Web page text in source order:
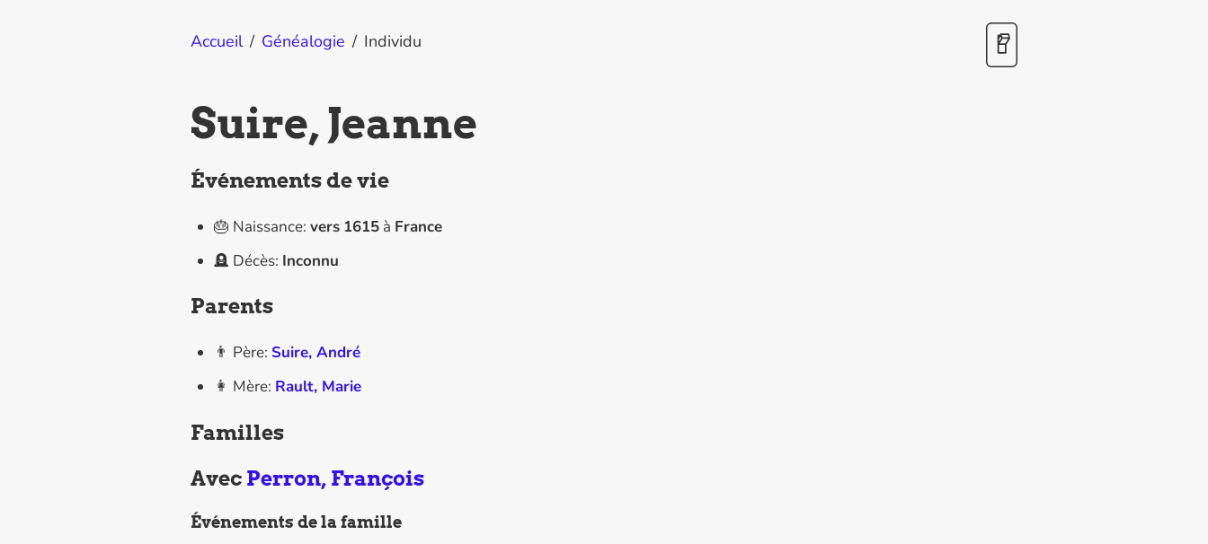
Accueil / Généalogie / Individu
Suire, Jeanne
Événements de vie
🎂 Naissance: vers 1615à France
🪦 Décès: Inconnu
Parents
👨 Père: Suire, André
👩 Mère: Rault, Marie
Familles
Avec Perron, François
Événements de la famille